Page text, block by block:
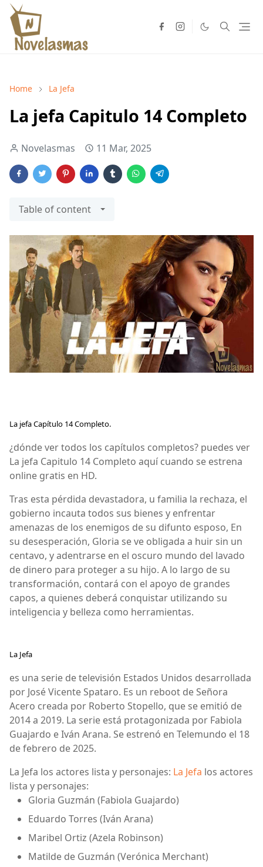
Home La Jefa
La jefa Capitulo 14 Completo
Novelasmas 11 Mar, 2025
Table of content
La jefa Capítulo 14 Completo.
¿dónde ver todos los capítulos completos? puedes ver
La jefa Capitulo 14 Completo aquí cuando se estrena
online gratis en HD.
Tras esta pérdida devastadora, u familia la rechaza, el
gobierno incauta todos sus bienes y enfrentar
amenazas de los enemigos de su difunto esposo, En
su desesperación, Gloria se ve obligada a huir sin un
centavo, y adentrarse en el oscuro mundo del lavado
de dinero para proteger a su hijo. A lo largo de su
transformación, contará con el apoyo de grandes
capos, a quienes deberá conquistar utilizando su
inteligencia y belleza como herramientas.
La Jefa
es una serie de televisión Estados Unidos desarrollada
por José Vicente Spataro. Es un reboot de Señora
Acero creada por Roberto Stopello, que se emitió de
2014 a 2019. La serie está protagonizada por Fabiola
Guajardo e Iván Arana. Se estrenó en Telemundo el 18
de febrero de 2025.
La Jefa los actores lista y personajes: La Jefa los actores
lista y personajes:
Gloria Guzmán (Fabiola Guajardo)
Eduardo Torres (Iván Arana)
Maribel Ortiz (Azela Robinson)
Matilde de Guzmán (Verónica Merchant)